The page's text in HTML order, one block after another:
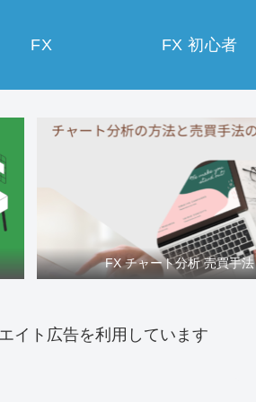
FX FX 初心者
FX チャート分析 売買手法
イト広告を利用しています